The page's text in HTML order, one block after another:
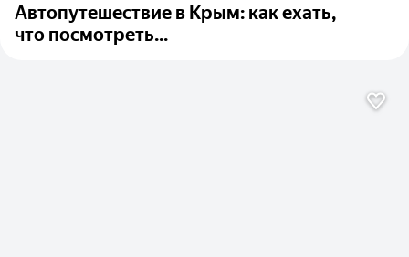
Автопутешествие в Крым: как ехать,
что посмотреть...